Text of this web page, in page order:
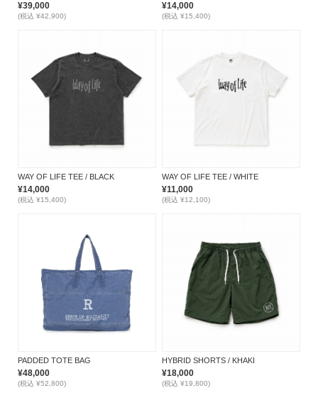
¥39,000
(税込 ¥42,900)
¥14,000
(税込 ¥15,400)
WAY OF LIFE TEE / BLACK
¥14,000
(税込 ¥15,400)
WAY OF LIFE TEE / WHITE
¥11,000
(税込 ¥12,100)
PADDED TOTE BAG
¥48,000
(税込 ¥52,800)
HYBRID SHORTS / KHAKI
¥18,000
(税込 ¥19,800)